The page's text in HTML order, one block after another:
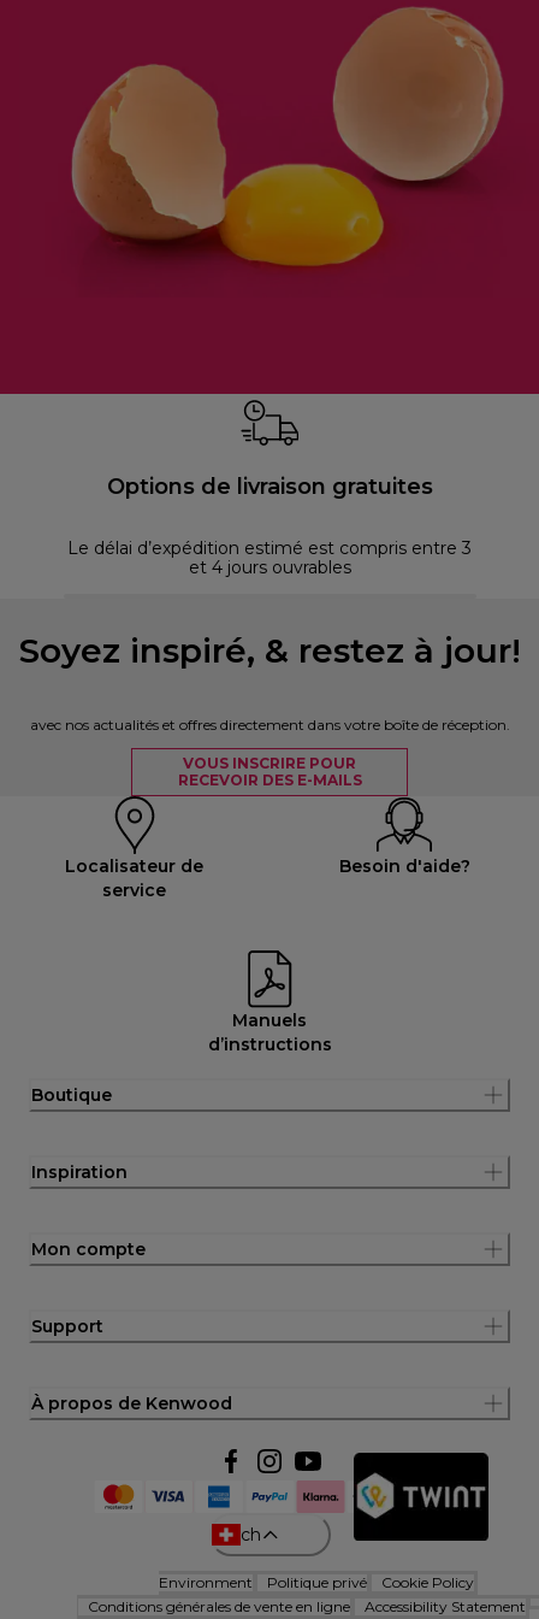
Options de livraison gratuites
Le délai d’expédition estimé est compris entre 3
et 4 jours ouvrables
Soyez inspiré, & restez à jour!
avec nos actualités et offres directement dans votre boîte de réception.
VOUS INSCRIRE POUR
RECEVOIR DES E-MAILS
Localisateur de
service
Besoin d'aide?
Manuels
d’instructions
Boutique
Inspiration
Mon compte
Support
À propos de Kenwood
ch
Environment Politique privé
Cookie Policy
Conditions générales de vente en ligne
Accessibility Statement